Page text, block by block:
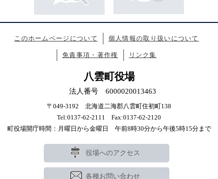
このホームページについて 個人情報の取り扱いについて
免責事項・著作権 リンク集
八雲町役場
法人番号 6000020013463
〒049-3192 北海道二海郡八雲町住初町138
Tel:0137-62-2111 Fax:0137-62-2120
町役場開庁時間：月曜日から金曜日 午前8時30分から午後5時15分まで
役場へのアクセス
各種お問い合わせ